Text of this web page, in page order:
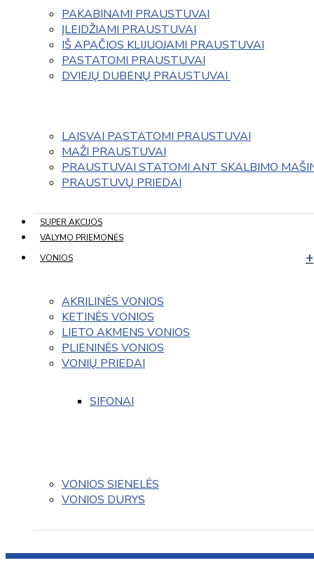
PAKABINAMI PRAUSTUVAI
ĮLEIDŽIAMI PRAUSTUVAI
IŠ APAČIOS KLIJUOJAMI PRAUSTUVAI
PASTATOMI PRAUSTUVAI
DVIEJŲ DUBENŲ PRAUSTUVAI
LAISVAI PASTATOMI PRAUSTUVAI
MAŽI PRAUSTUVAI
PRAUSTUVAI STATOMI ANT SKALBIMO
PRAUSTUVŲ PRIEDAI
SUPER AKCIJOS
VALYMO PRIEMONĖS
VONIOS
AKRILINĖS VONIOS
KETINĖS VONIOS
LIETO AKMENS VONIOS
PLIENINĖS VONIOS
VONIŲ PRIEDAI
SIFONAI
VONIOS SIENELĖS
VONIOS DURYS